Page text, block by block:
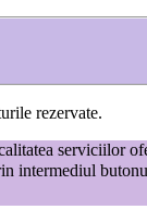
rezervate.
serviciilor
intermediul